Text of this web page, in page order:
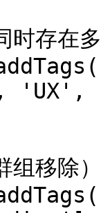
存在
组移除）